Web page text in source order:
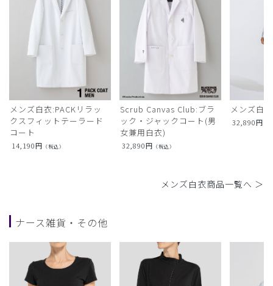
メンズ白衣:PACKリラッ
クスフィットテーラード
コート
14,190円 （税込）
Scrub Canvas Club:ブラ
ック・ジャックコート(男
女兼用白衣)
32,890円 （税込）
メンズ白
32,890円
メンズ白衣商品一覧へ ＞
ナース雑貨・その他